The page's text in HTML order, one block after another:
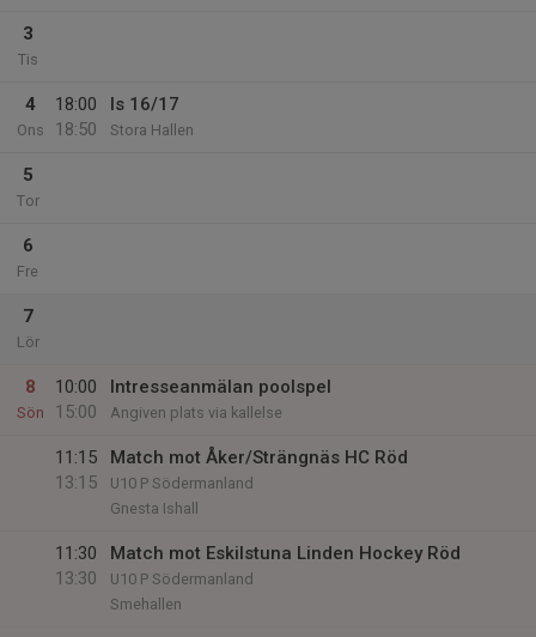
3
Tis
4
Ons
18:00
18:50
Is 16/17
Stora Hallen
5
Tor
6
Fre
7
Lör
8
Sön
10:00
15:00
Intresseanmälan poolspel
Angiven plats via kallelse
11:15
13:15
Match mot Åker/Strängnäs HC Röd
U10 P Södermanland
Gnesta Ishall
11:30
13:30
Match mot Eskilstuna Linden Hockey Röd
U10 P Södermanland
Smehallen